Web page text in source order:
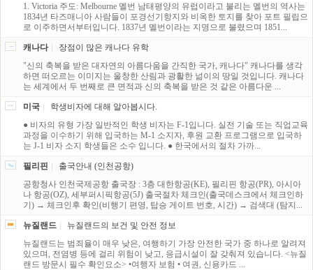
1. Victoria 주도: Melbourne 멜번 남태평양의 유럽이라고 불리는 멜번의 역사는
1834년 타즈매니아 사람들이 포경선기항지와 비옥한 토지를 찾아 포트 필립으
로 이주하면서부터입니다. 1837년 멜번이라는 지명으로 불렸으며 1851...
캐나다
장점이 많은 캐나다 유학
"신의 축복을 받은 대자연의 아름다움을 간직한 국가, 캐나다" 캐나다를 생각
하면 떠오르는 이미지는 울창한 산림과 광활한 넒이의 땅일 것입니다. 캐나다
는 세계에서 두 번째로 큰 면적과 신의 축복을 받은 것 같은 아름다운 ...
미국
학생비자에 대해 알아봅시다.
● 비자의 유형 가장 일반적인 학생 비자는 F-1입니다. 실전 기술 또는 직업교육
과정을 이수하기 위해 입국하는 M-1 소지자, 후원 교환 프로그램으로 입국하
는 J-1 비자 소지 학생들은 소수 입니다. ● 한국에서의 절차 가까...
필리핀
출국안내 (인천공항)
공항청사 인천국제공항 출국장 : 3층 대한항공(KE), 필리핀 항공(PR), 아시아
나 항공(OZ), 세부퍼시픽항공(5J) 출국절차 체크인(출국데스크에서 체크인하
기) → 체크인후 확인(비행기 편영, 탑승 게이트 번호, 시간) → 검색대 (탐지...
뉴질랜드
뉴질랜드의 보건 및 안전 정보
뉴질랜드는 범죄율이 매우 낮은, 여행하기 가장 안전한 국가 중 하나로 알려져
있으며, 전염병 등에 걸리 위험이 낮고, 응급시설이 잘 갖춰져 있습니다. <뉴질
랜드 방문시 필수 확인요소> •여행자 보험 • 여권, 신용카드 ...